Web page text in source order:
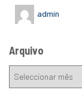
admin
Arquivo